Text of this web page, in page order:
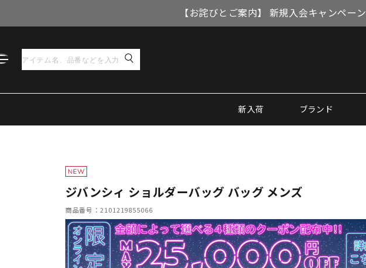
【お詫びとご案内】 新規入会キャンペ
新入荷 ブランド
ジバンシィ ショルダーバッグ バッグ メンズ
商品番号：2101219855066